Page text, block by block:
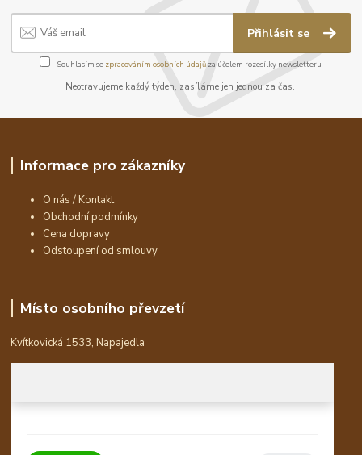
Přihlásit se
Souhlasím se zpracováním osobních údajůza účelem rozesílky newsletteru.
Neotravujeme každý týden, zasíláme jen jednou za čas.
Informace pro zákazníky
O nás / Kontakt
Obchodní podmínky
Cena dopravy
Odstoupení od smlouvy
Místo osobního převzetí
Kvítkovická 1533, Napajedla